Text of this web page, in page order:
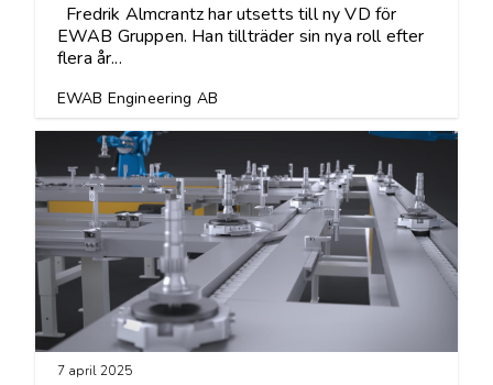
Fredrik Almcrantz har utsetts till ny VD för
EWAB Gruppen. Han tillträder sin nya roll efter
flera år...
EWAB Engineering AB
7 april 2025